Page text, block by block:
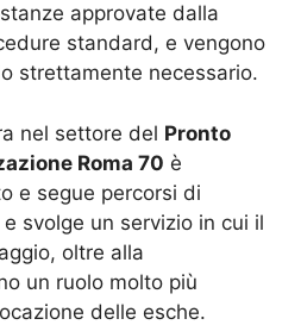
approvate dalla
standard, e vengono
strettamente necessario.
nel settore del Pronto
Roma 70 è
e segue percorsi di
svolge un servizio in cui il
oltre alla
un ruolo molto più
delle esche.